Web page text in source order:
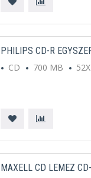
PHILIPS CD-R
CD
700 MB 52X
MAXELL CD LEMEZ